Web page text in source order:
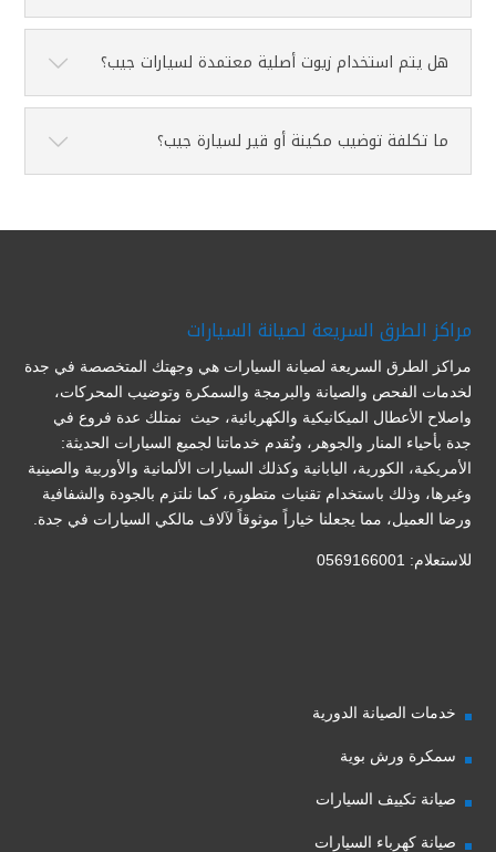
هل يتم استخدام زيوت أصلية معتمدة لسيارات جيب؟
ما تكلفة توضيب مكينة أو قير لسيارة جيب؟
مراكز الطرق السريعة لصيانة السيارات
مراكز الطرق السريعة لصيانة السيارات هي وجهتك المتخصصة في جدة
لخدمات الفحص والصيانة والبرمجة والسمكرة وتوضيب المحركات،
واصلاح الأعطال الميكانيكية والكهربائية، حيث نمتلك عدة فروع في
جدة بأحياء المنار والجوهر، ونُقدم خدماتنا لجميع السيارات الحديثة:
الأمريكية، الكورية، اليابانية وكذلك السيارات الألمانية والأوربية والصينية
وغيرها، وذلك باستخدام تقنيات متطورة، كما نلتزم بالجودة والشفافية
ورضا العميل، مما يجعلنا خياراً موثوقاً لآلاف مالكي السيارات في جدة.
للاستعلام: 0569166001
خدمات الصيانة الدورية
سمكرة ورش بوية
صيانة تكييف السيارات
صيانة كهرباء السيارات